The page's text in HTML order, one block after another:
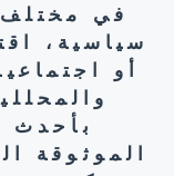
في مختلف
سياسية،
أو
بأحدث
الموثوقة